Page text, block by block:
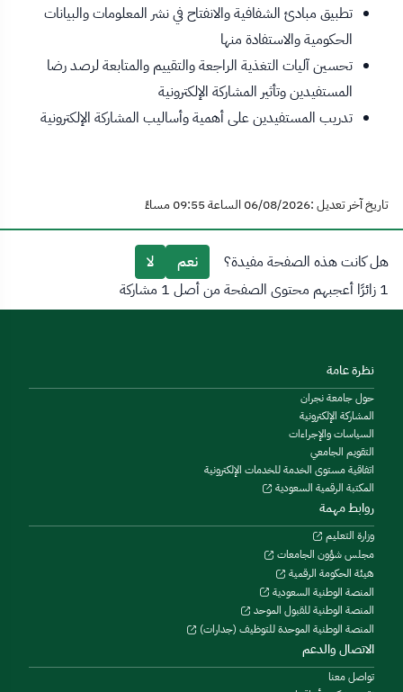
تطبيق مبادئ الشفافية والانفتاح في نشر المعلومات والبيانات
الحكومية والاستفادة منها
تحسين آليات التغذية الراجعة والتقييم والمتابعة لرصد رضا
المستفيدين وتأثير المشاركة الإلكترونية
تدريب المستفيدين على أهمية وأساليب المشاركة الإلكترونية
تاريخ آخر تعديل :06/08/2026 الساعة 09:55 مساءً
هل كانت هذه الصفحة مفيدة؟ نعم
لا
1 زائرًا أعجبهم محتوى الصفحة من أصل 1 مشاركة
نظرة عامة
حول جامعة نجران
المشاركة الإلكترونية
السياسات والإجراءات
التقويم الجامعي
اتفاقية مستوى الخدمة للخدمات الإلكترونية
المكتبة الرقمية السعودية
روابط مهمة
وزارة التعليم
مجلس شؤون الجامعات
هيئة الحكومة الرقمية
المنصة الوطنية السعودية
المنصة الوطنية للقبول الموحد
المنصة الوطنية الموحدة للتوظيف (جدارات)
الاتصال والدعم
تواصل معنا